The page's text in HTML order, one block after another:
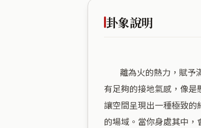
卦象說明
有足夠的接地氣感，像
讓空間呈現出一種極致
的場域。當你身處其中